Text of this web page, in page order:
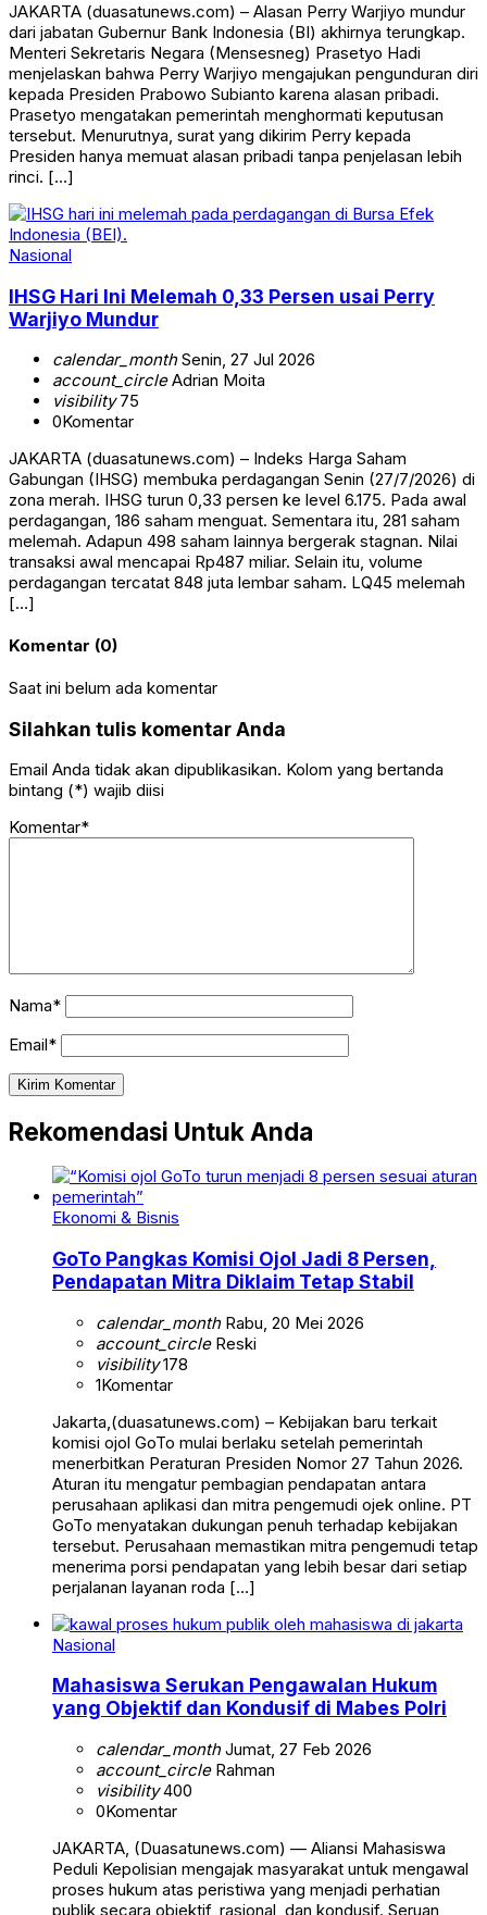
JAKARTA (duasatunews.com) – Alasan Perry Warjiyo mundur
dari jabatan Gubernur Bank Indonesia (BI) akhirnya terungkap.
Menteri Sekretaris Negara (Mensesneg) Prasetyo Hadi
menjelaskan bahwa Perry Warjiyo mengajukan pengunduran diri
kepada Presiden Prabowo Subianto karena alasan pribadi.
Prasetyo mengatakan pemerintah menghormati keputusan
tersebut. Menurutnya, surat yang dikirim Perry kepada
Presiden hanya memuat alasan pribadi tanpa penjelasan lebih
rinci. […]
Nasional
IHSG Hari Ini Melemah 0,33 Persen usai Perry
Warjiyo Mundur
calendar_monthSenin, 27 Jul 2026
account_circleAdrian Moita
visibility75
0Komentar
JAKARTA (duasatunews.com) – Indeks Harga Saham
Gabungan (IHSG) membuka perdagangan Senin (27/7/2026) di
zona merah. IHSG turun 0,33 persen ke level 6.175. Pada awal
perdagangan, 186 saham menguat. Sementara itu, 281 saham
melemah. Adapun 498 saham lainnya bergerak stagnan. Nilai
transaksi awal mencapai Rp487 miliar. Selain itu, volume
perdagangan tercatat 848 juta lembar saham. LQ45 melemah
[…]
Komentar (0)
Saat ini belum ada komentar
Silahkan tulis komentar Anda
Email Anda tidak akan dipublikasikan. Kolom yang bertanda
bintang (*) wajib diisi
Komentar*
Nama*
Email*
Rekomendasi Untuk Anda
Ekonomi & Bisnis
GoTo Pangkas Komisi Ojol Jadi 8 Persen,
Pendapatan Mitra Diklaim Tetap Stabil
calendar_monthRabu, 20 Mei 2026
account_circleReski
visibility178
1Komentar
Jakarta,(duasatunews.com) – Kebijakan baru terkait
komisi ojol GoTo mulai berlaku setelah pemerintah
menerbitkan Peraturan Presiden Nomor 27 Tahun 2026.
Aturan itu mengatur pembagian pendapatan antara
perusahaan aplikasi dan mitra pengemudi ojek online. PT
GoTo menyatakan dukungan penuh terhadap kebijakan
tersebut. Perusahaan memastikan mitra pengemudi tetap
menerima porsi pendapatan yang lebih besar dari setiap
perjalanan layanan roda […]
Nasional
Mahasiswa Serukan Pengawalan Hukum
yang Objektif dan Kondusif di Mabes Polri
calendar_monthJumat, 27 Feb 2026
account_circleRahman
visibility400
0Komentar
JAKARTA, (Duasatunews.com) — Aliansi Mahasiswa
Peduli Kepolisian mengajak masyarakat untuk mengawal
proses hukum atas peristiwa yang menjadi perhatian
publik secara objektif, rasional, dan kondusif. Seruan